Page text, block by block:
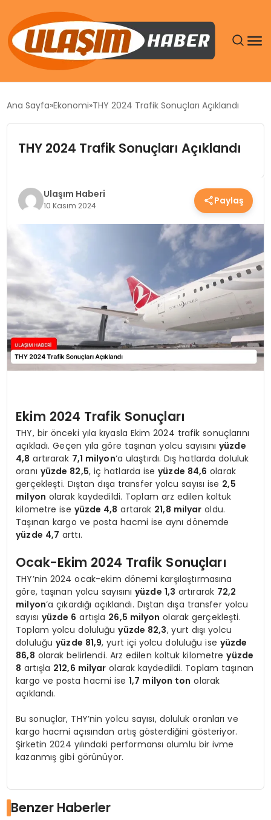
EKONOMI
SPOR
TEKNOLOJI
SAĞLIK
YAŞAM
Ana Sayfa Ekonomi THY 2024 Trafik Sonuçları Açıklandı
THY 2024 Trafik Sonuçları Açıklandı
Ulaşım Haberi
10 Kasım 2024 Paylaş
Ekim 2024 Trafik Sonuçları
THY, bir önceki yıla kıyasla Ekim 2024 trafik sonuçlarını
açıkladı. Geçen yıla göre taşınan yolcu sayısını yüzde
4,8 artırarak 7,1 milyon‘a ulaştırdı. Dış hatlarda doluluk
oranı yüzde 82,5, iç hatlarda iseyüzde 84,6 olarak
gerçekleşti. Dıştan dışa transfer yolcu sayısı ise 2,5
milyon olarak kaydedildi. Toplam arz edilen koltuk
kilometre ise yüzde 4,8 artarak 21,8 milyar oldu.
Taşınan kargo ve posta hacmi ise aynı dönemde
yüzde 4,7 arttı.
Ocak-Ekim 2024 Trafik Sonuçları
THY’nin 2024 ocak-ekim dönemi karşılaştırmasına
göre, taşınan yolcu sayısınıyüzde 1,3 artırarak 72,2
milyon‘a çıkardığı açıklandı. Dıştan dışa transfer yolcu
sayısı yüzde 6 artışla 26,5 milyon olarak gerçekleşti.
Toplam yolcu doluluğuyüzde 82,3, yurt dışı yolcu
doluluğuyüzde 81,9, yurt içi yolcu doluluğu ise yüzde
86,8 olarak belirlendi. Arz edilen koltuk kilometreyüzde
8 artışla 212,6 milyar olarak kaydedildi. Toplam taşınan
kargo ve posta hacmi ise1,7 milyon ton olarak
açıklandı.
Bu sonuçlar, THY’nin yolcu sayısı, doluluk oranları ve
kargo hacmi açısından artış gösterdiğini gösteriyor.
Şirketin 2024 yılındaki performansı olumlu bir ivme
kazanmış gibi görünüyor.
Benzer Haberler